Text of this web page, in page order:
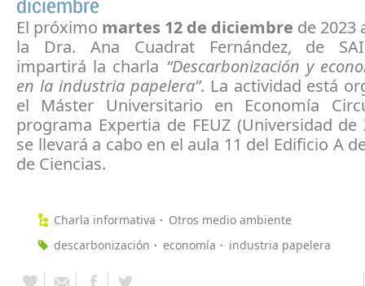
diciembre
El próximo martes 12 de diciembre de 2023
la Dra. Ana Cuadrat Fernández, de
impartirá la charla “Descarbonización y
en la industria papelera”. La actividad está
el Máster Universitario en Economía
programa Expertia de FEUZ (Universidad de
se llevará a cabo en el aula 11 del Edificio A
de Ciencias.
Charla informativa
Otros medio ambiente
descarbonización
economía industria papelera